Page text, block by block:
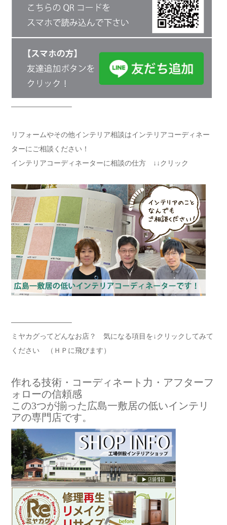
————————–
リフォームやその他インテリア相談はインテリアコーディネー
ターにご相談ください！
インテリアコーディネーターに相談の仕方 ↓↓クリック
————————–
ミヤカグってどんなお店？ 気になる項目を↓クリックしてみて
ください （ＨＰに飛びます）
作れる技術・コーディネート力・アフターフ
ォローの信頼感
この3つが揃った広島一敷居の低いインテリ
アの専門店です。